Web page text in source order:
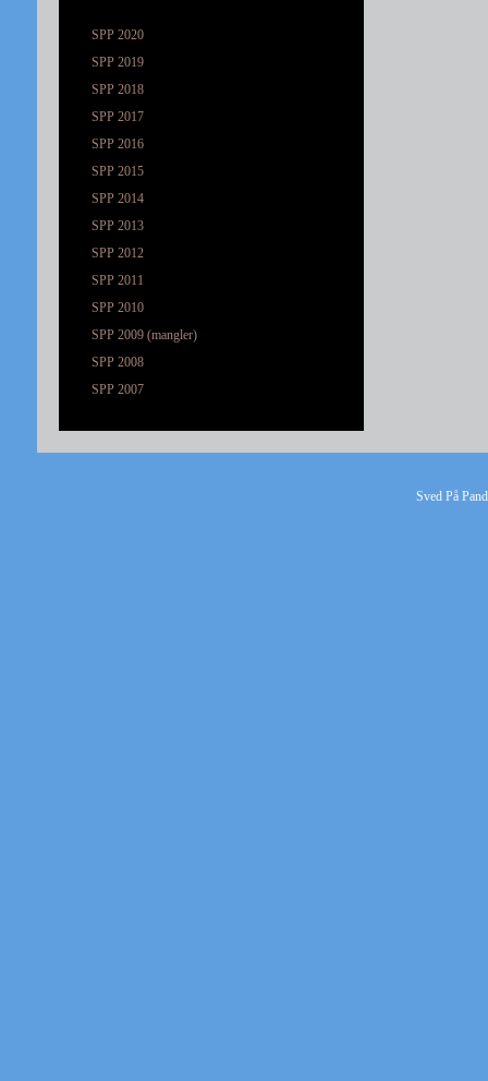
SPP 2020
SPP 2019
SPP 2018
SPP 2017
SPP 2016
SPP 2015
SPP 2014
SPP 2013
SPP 2012
SPP 2011
SPP 2010
SPP 2009 (mangler)
SPP 2008
SPP 2007
Sved På